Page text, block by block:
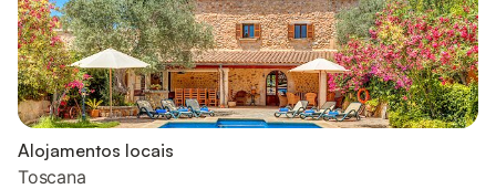
Alojamentos locais
Toscana